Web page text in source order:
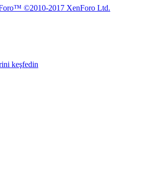
©2010-2017 XenForo Ltd.
keşfedin